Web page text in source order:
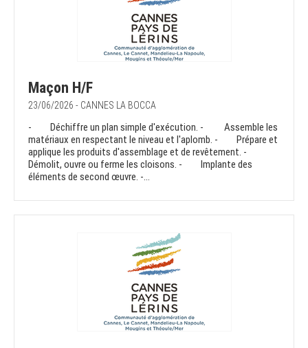
Maçon H/F
23/06/2026 - CANNES LA BOCCA
- Déchiffre un plan simple d'exécution. - Assemble les
matériaux en respectant le niveau et l'aplomb. - Prépare et
applique les produits d'assemblage et de revêtement. -
Démolit, ouvre ou ferme les cloisons. - Implante des
éléments de second œuvre. -...